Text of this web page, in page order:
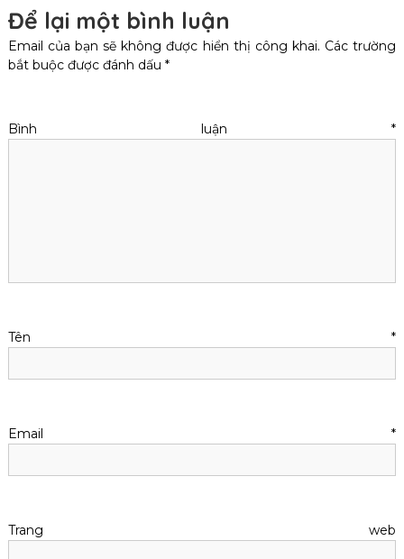
Để lại một bình luận
Email của bạn sẽ không được hiển thị công khai. Các trường
bắt buộc được đánh dấu *
Bình luận*
Tên*
Email*
Trang web